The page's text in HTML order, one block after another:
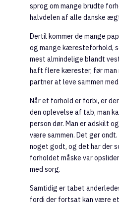
sprog om mange brudte
halvdelen af alle danske
Dertil kommer de mange
og mange kæresteforhold,
mest almindelige blandt
haft flere kærester, før man
partner at leve sammen med.
Når et forhold er forbi, er
den oplevelse af tab, man
person dør. Man er adskilt
være sammen. Det gør
noget godt, og det har der
forholdet måske var
med sorg.
Samtidig er tabet
fordi der fortsat kan være et